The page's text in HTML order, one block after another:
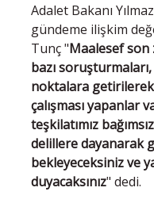
Adalet Bakanı
gündeme ilişkim
Tunç "Maalesef son
bazı
noktalara
çalışması yapanlar
teşkilatımız
delillere dayanarak
bekleyeceksiniz ve
duyacaksınız" dedi.